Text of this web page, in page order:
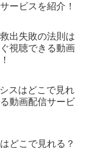
ービスを紹介！
出失敗の法則は
視聴できる動画
スはどこで見れ
動画配信サービ
どこで見れる？